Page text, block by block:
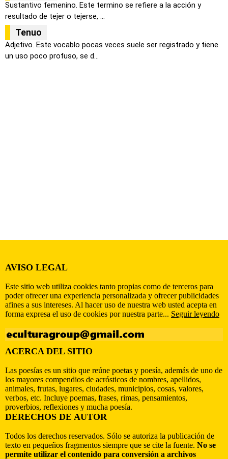
Sustantivo femenino. Este termino se refiere a la acción y
resultado de tejer o tejerse, ...
Tenuo
Adjetivo. Este vocablo pocas veces suele ser registrado y tiene
un uso poco profuso, se d...
AVISO LEGAL
Este sitio web utiliza cookies tanto propias como de terceros para
poder ofrecer una experiencia personalizada y ofrecer publicidades
afines a sus intereses. Al hacer uso de nuestra web usted acepta en
forma expresa el uso de cookies por nuestra parte... Seguir leyendo
ACERCA DEL SITIO
Las poesías es un sitio que reúne poetas y poesía, además de uno de
los mayores compendios de acrósticos de nombres, apellidos,
animales, frutas, lugares, ciudades, municipios, cosas, valores,
verbos, etc. Incluye poemas, frases, rimas, pensamientos,
proverbios, reflexiones y mucha poesía.
DERECHOS DE AUTOR
Todos los derechos reservados. Sólo se autoriza la publicación de
texto en pequeños fragmentos siempre que se cite la fuente. No se
permite utilizar el contenido para conversión a archivos